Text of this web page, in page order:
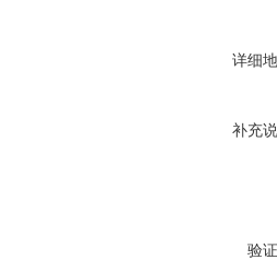
详细
补充
验